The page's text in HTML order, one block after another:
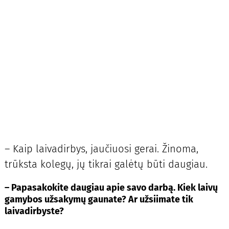
– Kaip laivadirbys, jaučiuosi gerai. Žinoma,
trūksta kolegų, jų tikrai galėtų būti daugiau.
– Papasakokite daugiau apie savo darbą. Kiek laivų
gamybos užsakymų gaunate? Ar užsiimate tik
laivadirbyste?